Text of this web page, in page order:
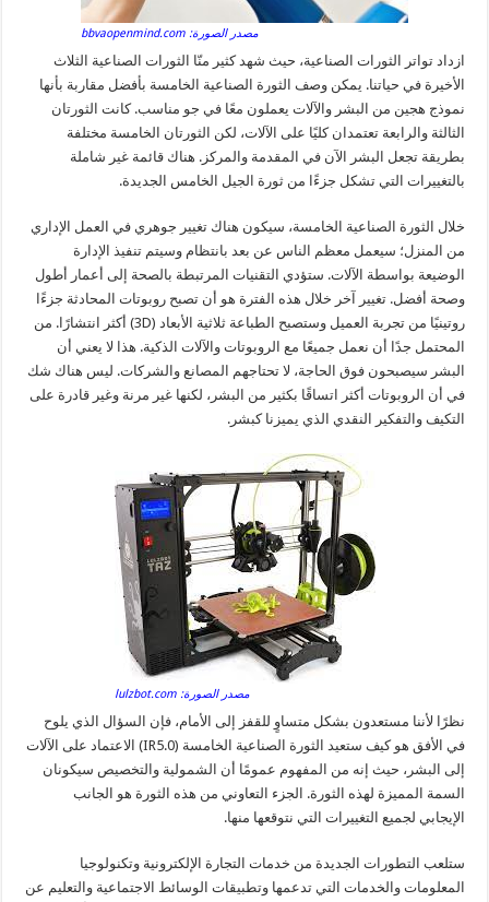
مصدر الصورة: bbvaopenmind.com
ازداد تواتر الثورات الصناعية، حيث شهد كثير منّا الثورات الصناعية الثلاث
الأخيرة في حياتنا. يمكن وصف الثورة الصناعية الخامسة بأفضل مقاربة بأنها
نموذج هجين من البشر والآلات يعملون معًا في جو مناسب. كانت الثورتان
الثالثة والرابعة تعتمدان كليًا على الآلات، لكن الثورتان الخامسة مختلفة
بطريقة تجعل البشر الآن في المقدمة والمركز. هناك قائمة غير شاملة
بالتغييرات التي تشكل جزءًا من ثورة الجيل الخامس الجديدة.
خلال الثورة الصناعية الخامسة، سيكون هناك تغيير جوهري في العمل الإداري
من المنزل؛ سيعمل معظم الناس عن بعد بانتظام وسيتم تنفيذ الإدارة
الوضيعة بواسطة الآلات. ستؤدي التقنيات المرتبطة بالصحة إلى أعمار أطول
وصحة أفضل. تغيير آخر خلال هذه الفترة هو أن تصبح روبوتات المحادثة جزءًا
روتينيًا من تجربة العميل وستصبح الطباعة ثلاثية الأبعاد (3D) أكثر انتشارًا. من
المحتمل جدًا أن نعمل جميعًا مع الروبوتات والآلات الذكية. هذا لا يعني أن
البشر سيصبحون فوق الحاجة، لا تحتاجهم المصانع والشركات. ليس هناك شك
في أن الروبوتات أكثر اتساقًا بكثير من البشر، لكنها غير مرنة وغير قادرة على
التكيف والتفكير النقدي الذي يميزنا كبشر.
مصدر الصورة: lulzbot.com
نظرًا لأننا مستعدون بشكل متساوٍ للقفز إلى الأمام، فإن السؤال الذي يلوح
في الأفق هو كيف ستعيد الثورة الصناعية الخامسة (IR5.0) الاعتماد على الآلات
إلى البشر، حيث إنه من المفهوم عمومًا أن الشمولية والتخصيص سيكونان
السمة المميزة لهذه الثورة. الجزء التعاوني من هذه الثورة هو الجانب
الإيجابي لجميع التغييرات التي نتوقعها منها.
ستلعب التطورات الجديدة من خدمات التجارة الإلكترونية وتكنولوجيا
المعلومات والخدمات التي تدعمها وتطبيقات الوسائط الاجتماعية والتعليم عن